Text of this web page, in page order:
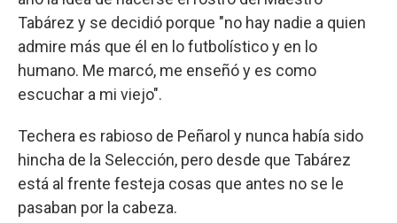
Tabárez y se decidió porque "no hay nadie a quien
admire más que él en lo futbolístico y en lo
humano. Me marcó, me enseñó y es como
escuchar a mi viejo".
Techera es rabioso de Peñarol y nunca había sido
hincha de la Selección, pero desde que Tabárez
está al frente festeja cosas que antes no se le
pasaban por la cabeza.